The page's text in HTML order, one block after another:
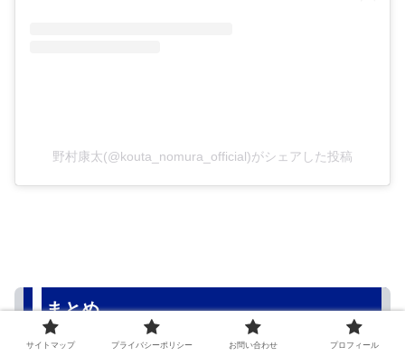
野村康太(@kouta_nomura_official)がシェアした投稿
まとめ
サイトマップ プライバシーポリシー お問い合わせ プロフィール